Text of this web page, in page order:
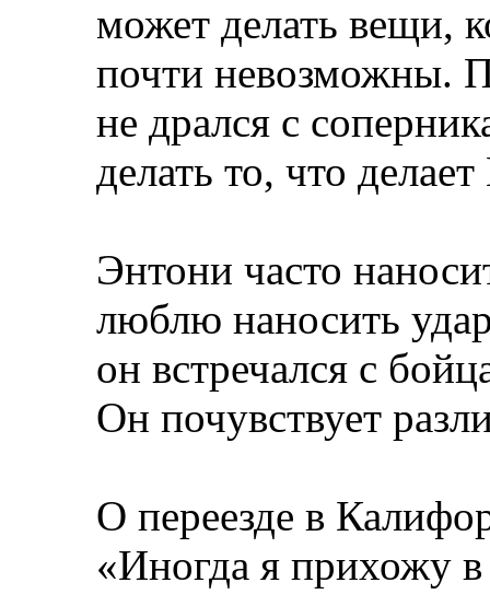
может делать вещи,
почти невозможны.
не дрался с
делать то, что
Энтони часто
люблю наносить
он встречался с
Он почувствует
О переезде в
«Иногда я прихожу